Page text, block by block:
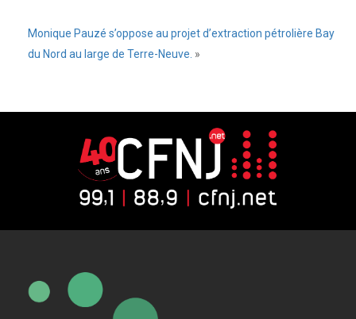
Monique Pauzé s’oppose au projet d’extraction pétrolière Bay
du Nord au large de Terre-Neuve. »